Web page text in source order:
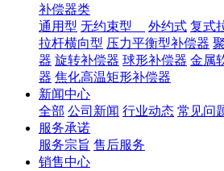
补偿器类
通用型 无约束型 外约式 复式
拉杆横向型 压力平衡型补偿器
器 旋转补偿器 球形补偿器 金属
器 焦化高温矩形补偿器
新闻中心
全部 公司新闻 行业动态 常见问
服务承诺
服务宗旨 售后服务
销售中心